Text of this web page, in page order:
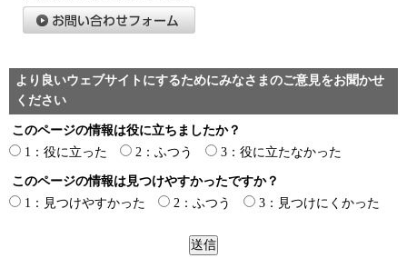
より良いウェブサイトにするためにみなさまのご意見をお聞かせ
ください
このページの情報は役に立ちましたか？
1：役に立った
2：ふつう 3：役に立たなかった
このページの情報は見つけやすかったですか？
1：見つけやすかった
2：ふつう 3：見つけにくかった